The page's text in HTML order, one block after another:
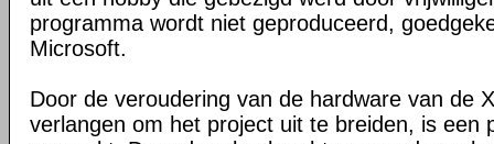
programma wordt niet geproduceerd,
Microsoft.
Door de veroudering van de hardware van de
verlangen om het project uit te breiden, is een